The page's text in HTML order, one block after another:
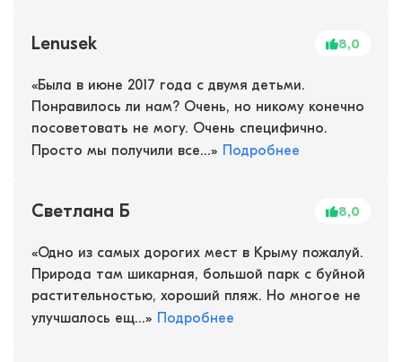
Lenusek 8,0
«Была в июне 2017 года с двумя детьми.
Понравилось ли нам? Очень, но никому конечно
посоветовать не могу. Очень специфично.
Просто мы получили все...» Подробнее
Светлана Б 8,0
«Одно из самых дорогих мест в Крыму пожалуй.
Природа там шикарная, большой парк с буйной
растительностью, хороший пляж. Но многое не
улучшалось ещ...» Подробнее